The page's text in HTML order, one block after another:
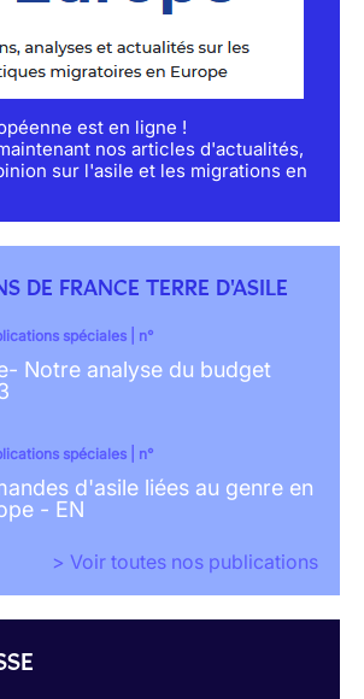
est en ligne !
nos articles d'actualités,
sur l'asile et les migrations en
DE FRANCE TERRE D'ASILE
spéciales | n°
Notre analyse du budget
spéciales | n°
d'asile liées au genre en
- EN
> Voir toutes nos publications